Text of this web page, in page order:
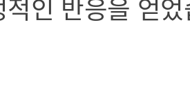
인 반응을 얻